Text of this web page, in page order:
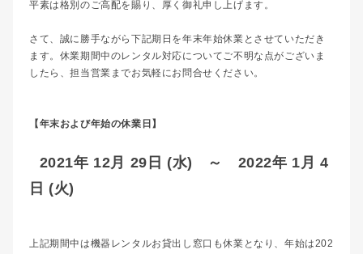
平素は格別のご高配を賜り、厚く御礼申し上げます。
さて、誠に勝手ながら下記期日を年末年始休業とさせていただき
ます。休業期間中のレンタル対応についてご不明な点がございま
したら、担当営業までお気軽にお問合せください。
【年末および年始の休業日】
2021年 12月 29日 (水) ～ 2022年 1月 4
日 (火)
上記期間中は機器レンタルお貸出し窓口も休業となり、年始は202